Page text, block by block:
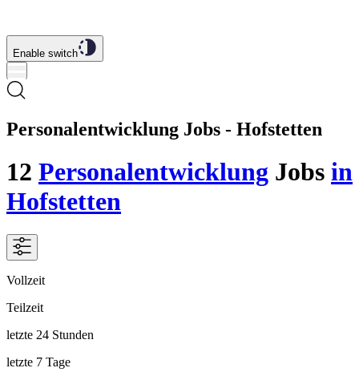
Enable switch
Personalentwicklung Jobs - Hofstetten
12 Personalentwicklung Jobs in
Hofstetten
Vollzeit
Teilzeit
letzte 24 Stunden
letzte 7 Tage